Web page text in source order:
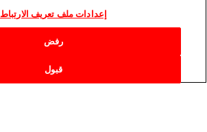
إعدادات ملف تعريف الارتباط
رفض
قبول